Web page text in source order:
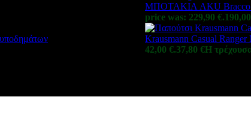
ΜΠΟΤΑΚΙΑ AKU Bracco
price was: 229,90 €.190,00
Krausmann Casual
42,00 €.37,80 €Η